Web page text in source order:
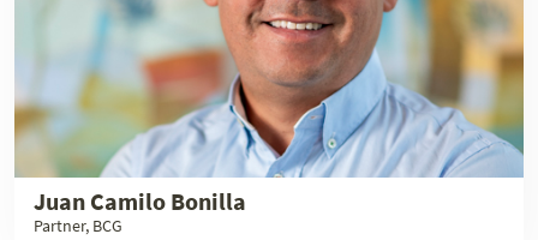
Juan Camilo Bonilla
Partner, BCG